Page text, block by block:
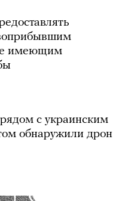
имеющим
с украинским
обнаружили дрон